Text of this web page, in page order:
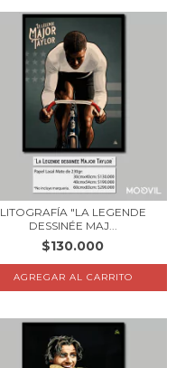
LITOGRAFÍA "LA LEGENDE
DESSINÉE MAJ...
$130.000
AGREGAR AL CARRITO